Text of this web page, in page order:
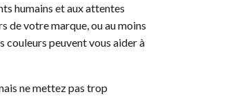
humains et aux attentes
de votre marque, ou au moins
couleurs peuvent vous aider à
ne mettez pas trop